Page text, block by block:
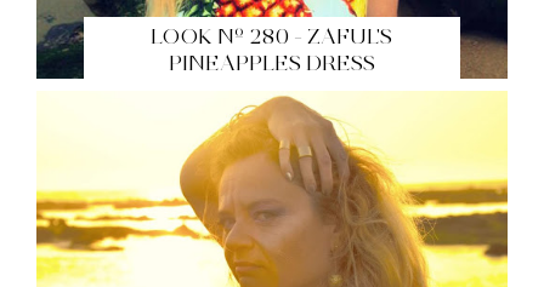
LOOK Nº 280 - ZAFUL'S
PINEAPPLES DRESS